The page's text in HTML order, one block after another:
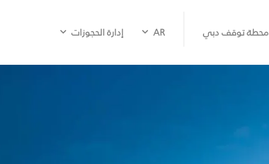
محطة توقف دبي AR إدارة الحجوزات